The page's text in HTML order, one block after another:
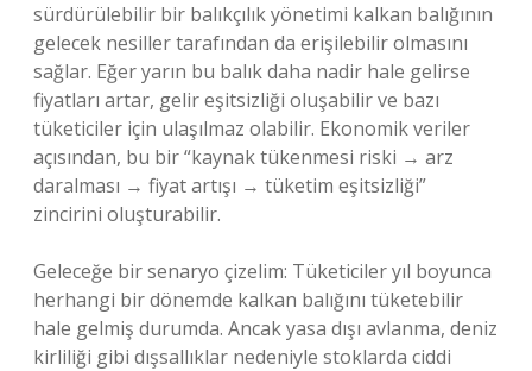
sürdürülebilir bir balıkçılık yönetimi kalkan balığının
gelecek nesiller tarafından da erişilebilir olmasını
sağlar. Eğer yarın bu balık daha nadir hale gelirse
fiyatları artar, gelir eşitsizliği oluşabilir ve bazı
tüketiciler için ulaşılmaz olabilir. Ekonomik veriler
açısından, bu bir “kaynak tükenmesi riski → arz
daralması → fiyat artışı → tüketim eşitsizliği”
zincirini oluşturabilir.
Geleceğe bir senaryo çizelim: Tüketiciler yıl boyunca
herhangi bir dönemde kalkan balığını tüketebilir
hale gelmiş durumda. Ancak yasa dışı avlanma, deniz
kirliliği gibi dışsallıklar nedeniyle stoklarda ciddi